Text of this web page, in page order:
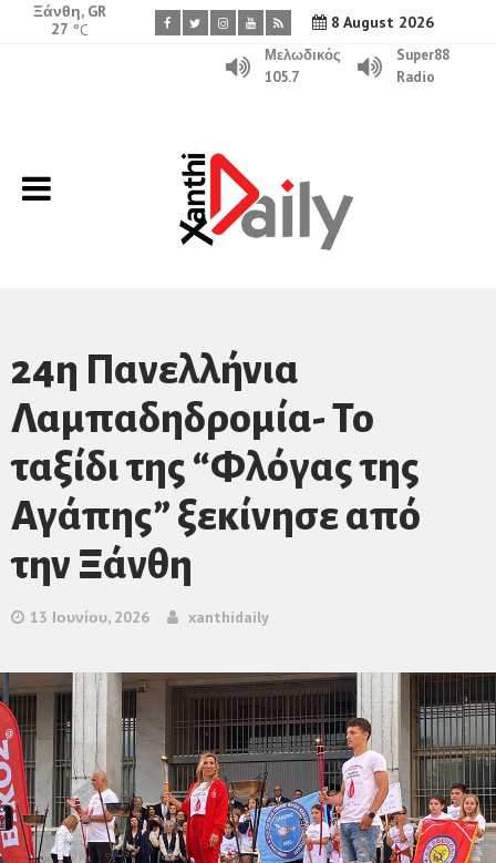
8 August 2026
Ξάνθη, GR
27 °C
Μελωδικός
105.7
Super88
Radio
24η Πανελλήνια
Λαμπαδηδρομία- Το
ταξίδι της “Φλόγας της
Αγάπης” ξεκίνησε από
την Ξάνθη
13 Ιουνίου, 2026 xanthidaily